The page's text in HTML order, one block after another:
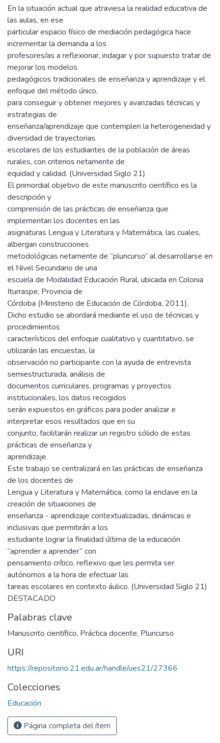
En la situación actual que atraviesa la realidad educativa de
las aulas, en ese
particular espacio físico de mediación pedagógica hace
incrementar la demanda a los
profesores/as a reflexionar, indagar y por supuesto tratar de
mejorar los modelos
pedagógicos tradicionales de enseñanza y aprendizaje y el
enfoque del método único,
para conseguir y obtener mejores y avanzadas técnicas y
estrategias de
enseñanza/aprendizaje que contemplen la heterogeneidad y
diversidad de trayectorias
escolares de los estudiantes de la población de áreas
rurales, con criterios netamente de
equidad y calidad. (Universidad Siglo 21)
El primordial objetivo de este manuscrito científico es la
descripción y
comprensión de las prácticas de enseñanza que
implementan los docentes en las
asignaturas Lengua y Literatura y Matemática, las cuales,
albergan construcciones
metodológicas netamente de “pluricurso” al desarrollarse en
el Nivel Secundario de una
escuela de Modalidad Educación Rural, ubicada en Colonia
Iturraspe, Provincia de
Córdoba (Ministerio de Educación de Córdoba, 2011).
Dicho estudio se abordará mediante el uso de técnicas y
procedimientos
característicos del enfoque cualitativo y cuantitativo, se
utilizarán las encuestas, la
observación no participante con la ayuda de entrevista
semiestructurada, análisis de
documentos curriculares, programas y proyectos
institucionales, los datos recogidos
serán expuestos en gráficos para poder analizar e
interpretar esos resultados que en su
conjunto, facilitarán realizar un registro sólido de estas
prácticas de enseñanza y
aprendizaje.
Este trabajo se centralizará en las prácticas de enseñanza
de los docentes de
Lengua y Literatura y Matemática, como la enclave en la
creación de situaciones de
enseñanza - aprendizaje contextualizadas, dinámicas e
inclusivas que permitirán a los
estudiante lograr la finalidad última de la educación
“aprender a aprender” con
pensamiento crítico, reflexivo que les permita ser
autónomos a la hora de efectuar las
tareas escolares en contexto áulico. (Universidad Siglo 21)
DESTACADO
Palabras clave
Manuscrito científico, Práctica docente, Pluricurso
URI
https://repositorio.21.edu.ar/handle/ues21/27366
Colecciones
Educación
Página completa del ítem